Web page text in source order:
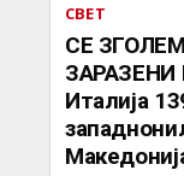
СВЕТ
СЕ
ЗАРАЗЕНИ
Италија